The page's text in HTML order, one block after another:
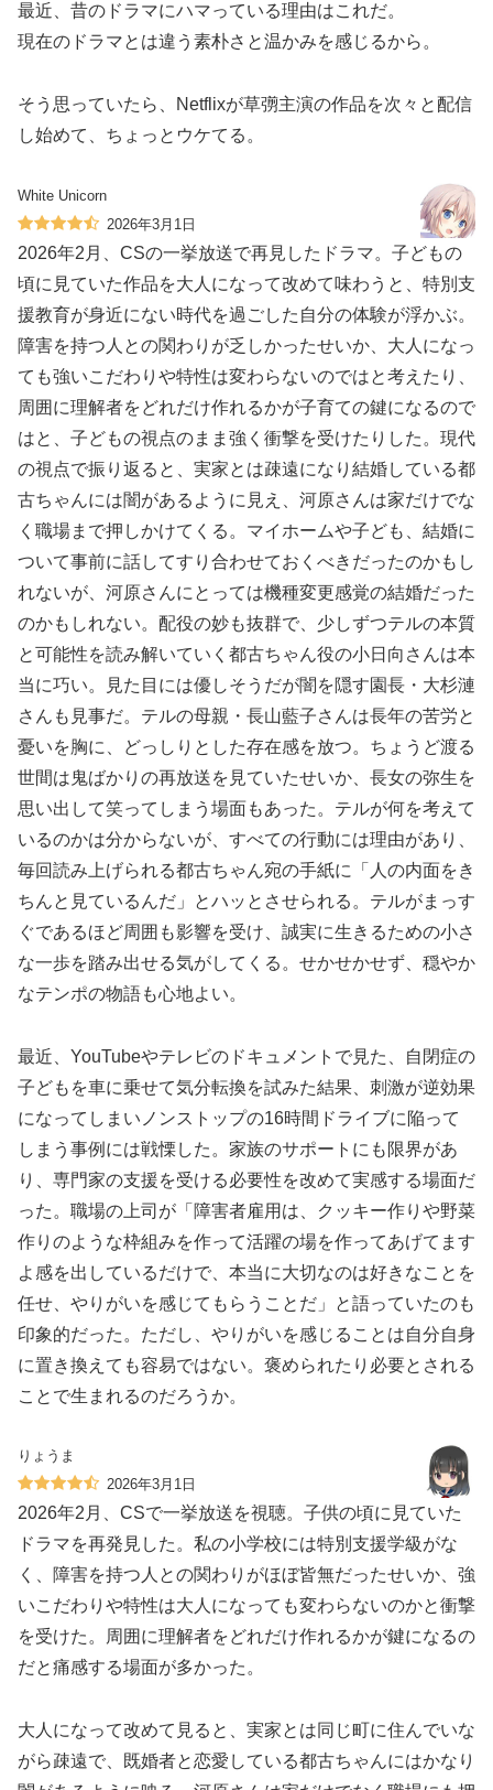
最近、昔のドラマにハマっている理由はこれだ。
現在のドラマとは違う素朴さと温かみを感じるから。
そう思っていたら、Netflixが草彅主演の作品を次々と配信
し始めて、ちょっとウケてる。
White Unicorn
2026年3月1日
2026年2月、CSの一挙放送で再見したドラマ。子どもの
頃に見ていた作品を大人になって改めて味わうと、特別支
援教育が身近にない時代を過ごした自分の体験が浮かぶ。
障害を持つ人との関わりが乏しかったせいか、大人になっ
ても強いこだわりや特性は変わらないのではと考えたり、
周囲に理解者をどれだけ作れるかが子育ての鍵になるので
はと、子どもの視点のまま強く衝撃を受けたりした。現代
の視点で振り返ると、実家とは疎遠になり結婚している都
古ちゃんには闇があるように見え、河原さんは家だけでな
く職場まで押しかけてくる。マイホームや子ども、結婚に
ついて事前に話してすり合わせておくべきだったのかもし
れないが、河原さんにとっては機種変更感覚の結婚だった
のかもしれない。配役の妙も抜群で、少しずつテルの本質
と可能性を読み解いていく都古ちゃん役の小日向さんは本
当に巧い。見た目には優しそうだが闇を隠す園長・大杉漣
さんも見事だ。テルの母親・長山藍子さんは長年の苦労と
憂いを胸に、どっしりとした存在感を放つ。ちょうど渡る
世間は鬼ばかりの再放送を見ていたせいか、長女の弥生を
思い出して笑ってしまう場面もあった。テルが何を考えて
いるのかは分からないが、すべての行動には理由があり、
毎回読み上げられる都古ちゃん宛の手紙に「人の内面をき
ちんと見ているんだ」とハッとさせられる。テルがまっす
ぐであるほど周囲も影響を受け、誠実に生きるための小さ
な一歩を踏み出せる気がしてくる。せかせかせず、穏やか
なテンポの物語も心地よい。
最近、YouTubeやテレビのドキュメントで見た、自閉症の
子どもを車に乗せて気分転換を試みた結果、刺激が逆効果
になってしまいノンストップの16時間ドライブに陥って
しまう事例には戦慄した。家族のサポートにも限界があ
り、専門家の支援を受ける必要性を改めて実感する場面だ
った。職場の上司が「障害者雇用は、クッキー作りや野菜
作りのような枠組みを作って活躍の場を作ってあげてます
よ感を出しているだけで、本当に大切なのは好きなことを
任せ、やりがいを感じてもらうことだ」と語っていたのも
印象的だった。ただし、やりがいを感じることは自分自身
に置き換えても容易ではない。褒められたり必要とされる
ことで生まれるのだろうか。
りょうま
2026年3月1日
2026年2月、CSで一挙放送を視聴。子供の頃に見ていた
ドラマを再発見した。私の小学校には特別支援学級がな
く、障害を持つ人との関わりがほぼ皆無だったせいか、強
いこだわりや特性は大人になっても変わらないのかと衝撃
を受けた。周囲に理解者をどれだけ作れるかが鍵になるの
だと痛感する場面が多かった。
大人になって改めて見ると、実家とは同じ町に住んでいな
がら疎遠で、既婚者と恋愛している都古ちゃんにはかなり